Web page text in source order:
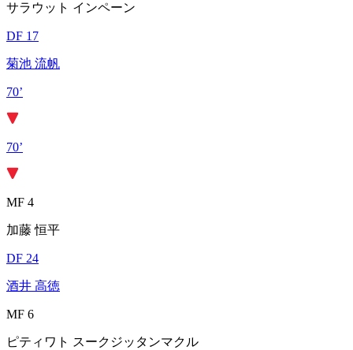
サラウット インペーン
DF 17
菊池 流帆
70’
70’
MF 4
加藤 恒平
DF 24
酒井 高徳
MF 6
ピティワト スークジッタンマクル